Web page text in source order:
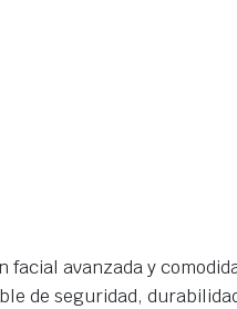
avanzada y
de seguridad,